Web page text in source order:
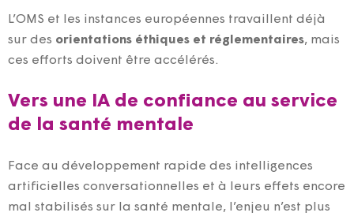
L’OMS et les instances européennes travaillent déjà
sur des orientations éthiques et réglementaires, mais
ces efforts doivent être accélérés.
Vers une IA de confiance au service
de la santé mentale
Face au développement rapide des intelligences
artificielles conversationnelles et à leurs effets encore
mal stabilisés sur la santé mentale, l’enjeu n’est plus